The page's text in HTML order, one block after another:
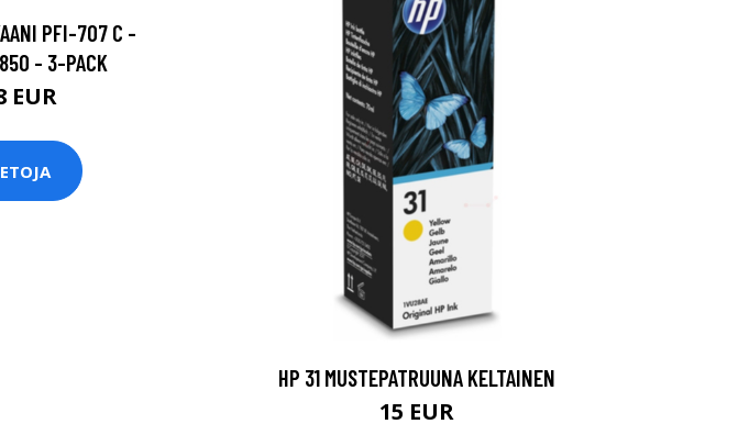
PFI-707 C -
- 3-PACK
EUR
HP 31 MUSTEPATRUUNA KELTAINEN
15 EUR